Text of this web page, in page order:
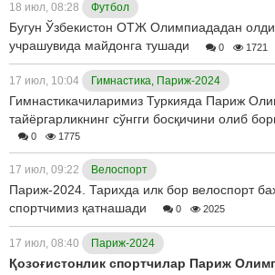
18 июл, 08:28 Футбол
Бугун Ўзбекистон ОТЖ Олимпиададан
учрашувида майдонга тушади
0 1721
17 июл, 10:04 Гимнастика, Париж-2024
Гимнастикачиларимиз Туркияда Париж
тайёргарликнинг сўнгги босқичини олиб
0 1775
17 июл, 09:22 Велоспорт
Париж-2024. Тарихда илк бор велоспорт
спортчимиз қатнашади
0 2025
17 июл, 08:40 Париж-2024
Қозоғистонлик спортчилар Париж